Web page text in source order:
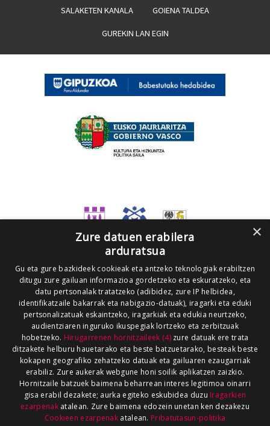
SALAKETEN KANALA GOIENA TALDEA
GUREKIN LAN EGIN
×
Zure datuen erabilera
arduratsua
Gu eta gure bazkideek cookieak eta antzeko teknologiak erabiltzen
ditugu zure gailuan informazioa gordetzeko eta eskuratzeko, eta
datu pertsonalak tratatzeko (adibidez, zure IP helbidea,
identifikatzaile bakarrak eta nabigazio-datuak), iragarki eta eduki
pertsonalizatuak eskaintzeko, iragarkiak eta edukia neurtzeko,
audientziaren inguruko ikuspegiak lortzeko eta zerbitzuak
hobetzeko. Hirugarrenen hornitzaileek (4)zure datuak ere trata
ditzakete helburu hauetarako eta beste batzuetarako, besteak beste
kokapen geografiko zehatzeko datuak eta gailuaren ezaugarriak
erabiliz. Zure aukerak webgune honi soilik aplikatzen zaizkio.
Hornitzaile batzuek baimena beharrean interes legitimoa oinarri
gisa erabil dezakete; aurka egiteko eskubidea duzu Iragarkien
ezarpenakatalean. Zure baimena edozein unetan ken dezakezu
Cookieen ezarpenak atalean. Pribatutasun-politika